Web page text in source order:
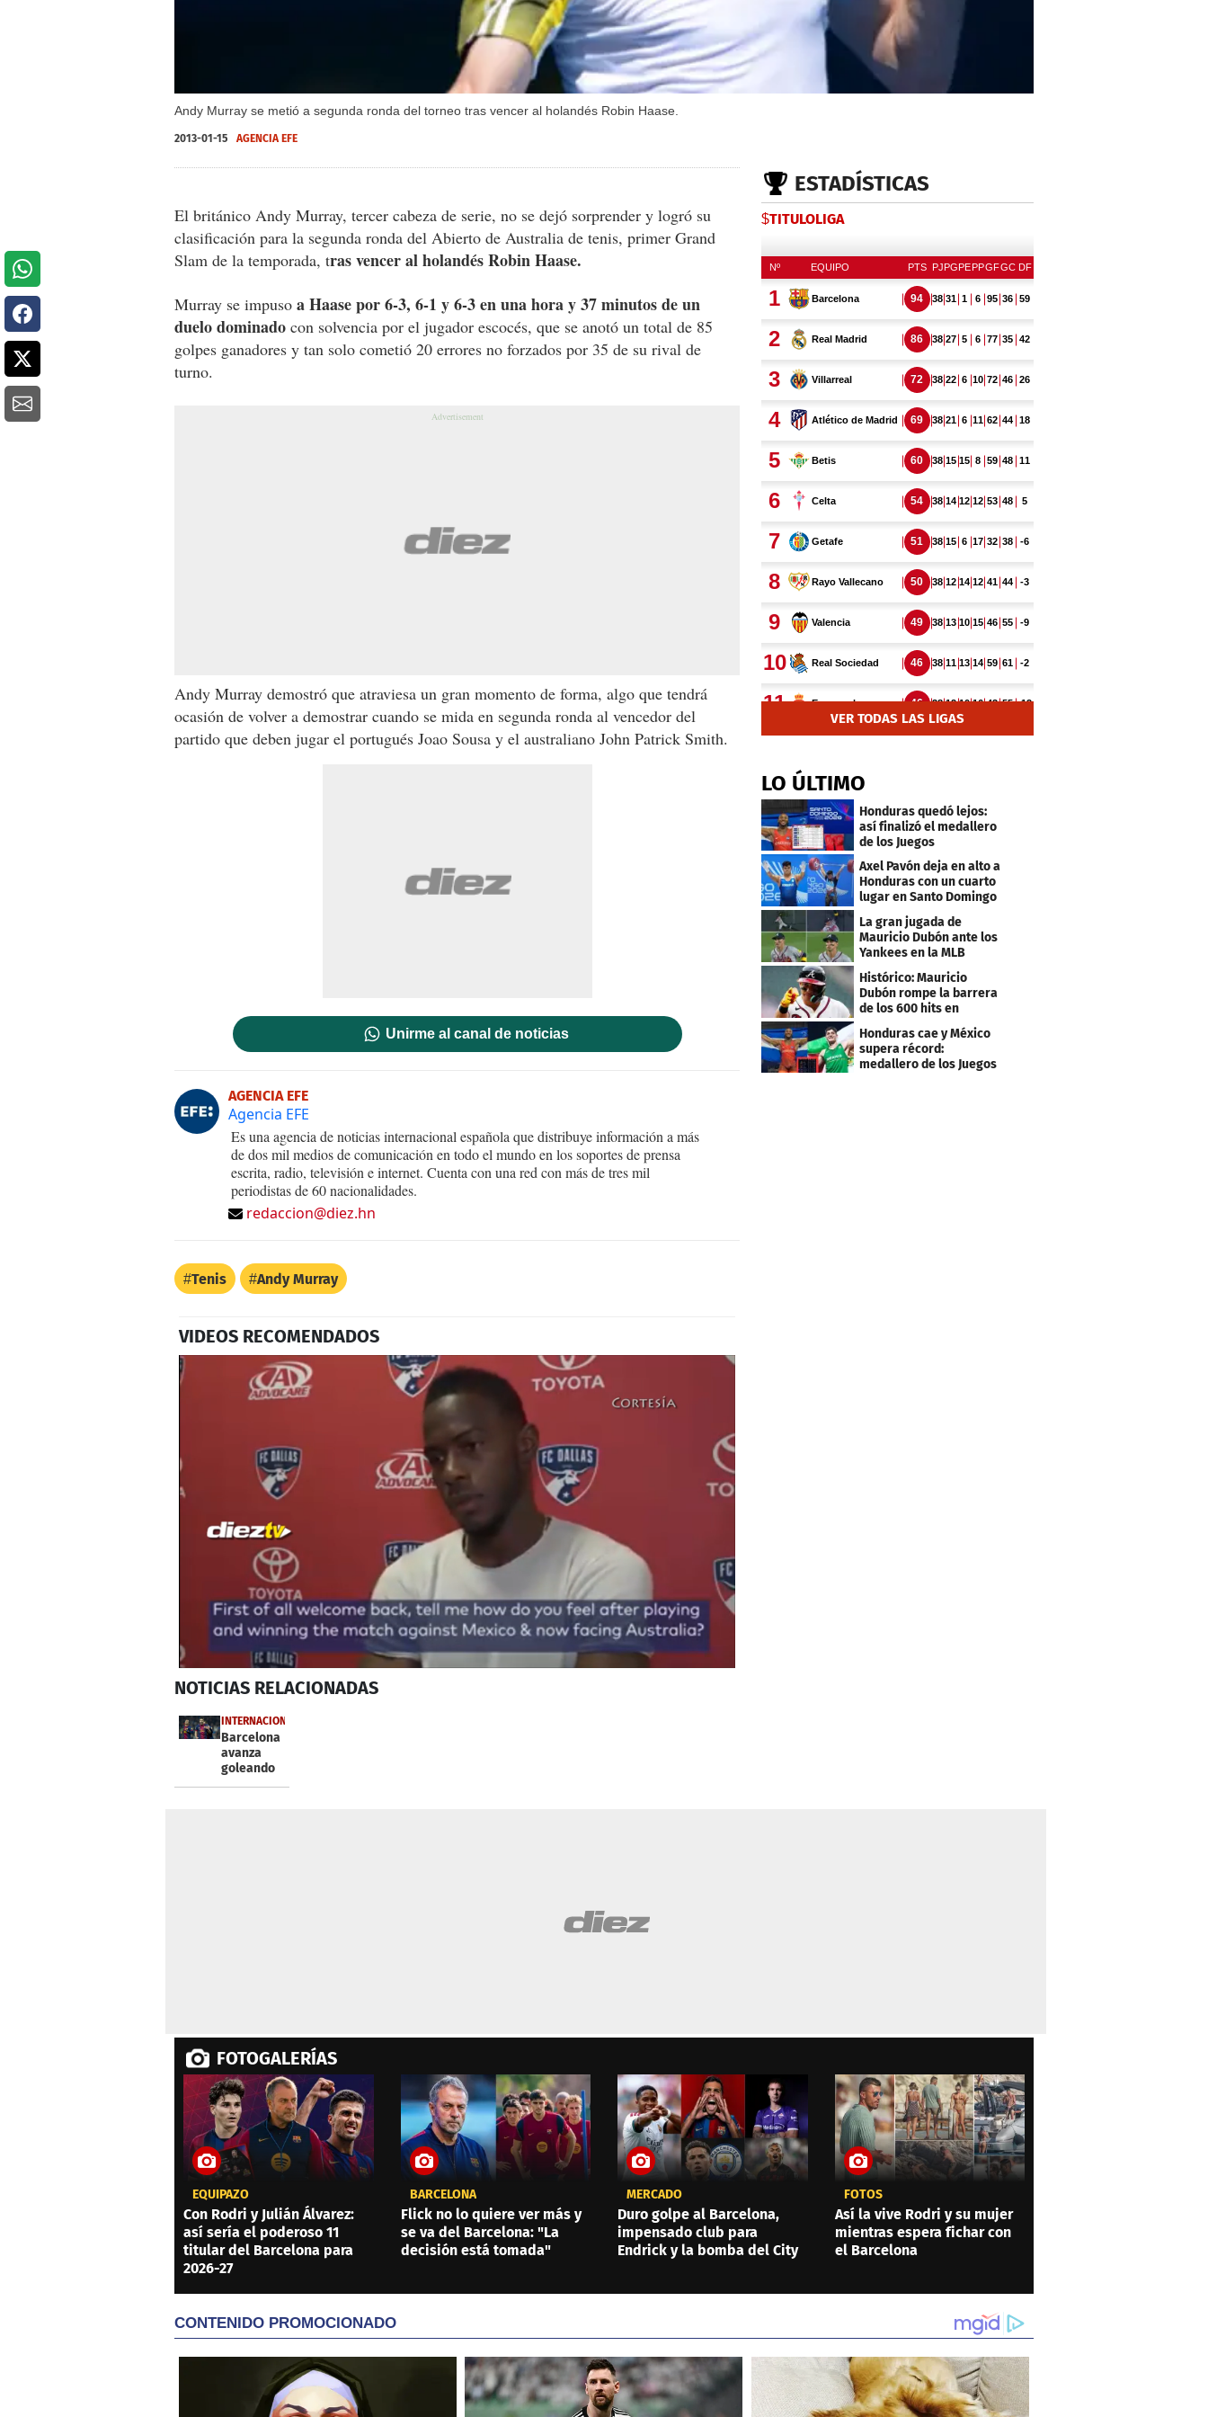
Andy Murray se metió a segunda ronda del torneo tras vencer al holandés Robin Haase.
2013-01-15 AGENCIA EFE
El británico Andy Murray, tercer cabeza de serie, no se dejó sorprender y logró su
clasificación para la segunda ronda del Abierto de Australia de tenis, primer Grand
Slam de la temporada, tras vencer al holandés Robin Haase.
Murray se impuso a Haase por 6-3, 6-1 y 6-3 en una hora y 37 minutos de un
duelo dominado con solvencia por el jugador escocés, que se anotó un total de 85
golpes ganadores y tan solo cometió 20 errores no forzados por 35 de su rival de
turno.
Andy Murray demostró que atraviesa un gran momento de forma, algo que tendrá
ocasión de volver a demostrar cuando se mida en segunda ronda al vencedor del
partido que deben jugar el portugués Joao Sousa y el australiano John Patrick Smith.
Unirme al canal de noticias
AGENCIA EFE
Agencia EFE
Es una agencia de noticias internacional española que distribuye información a más
de dos mil medios de comunicación en todo el mundo en los soportes de prensa
escrita, radio, televisión e internet. Cuenta con una red con más de tres mil
periodistas de 60 nacionalidades.
redaccion@diez.hn
Tenis Andy Murray
VIDEOS RECOMENDADOS
seconds
34
secondsVolume
NOTICIAS RELACIONADAS
INTERNACIONALES
Barcelona
avanza
goleando
en la Copa
ESTADÍSTICAS
$TITULOLIGA
VER TODAS LAS LIGAS
LO ÚLTIMO
Honduras quedó lejos:
así finalizó el medallero
de los Juegos
Centroamericanos 2026
Axel Pavón deja en alto a
Honduras con un cuarto
lugar en Santo Domingo
La gran jugada de
Mauricio Dubón ante los
Yankees en la MLB
Histórico: Mauricio
Dubón rompe la barrera
de los 600 hits en
Honduras cae y México
supera récord:
medallero de los Juegos
FOTOGALERÍAS
EQUIPAZO
Con Rodri y Julián Álvarez:
así sería el poderoso 11
titular del Barcelona para
2026-27
BARCELONA
Flick no lo quiere ver más y
se va del Barcelona: "La
decisión está tomada"
MERCADO
Duro golpe al Barcelona,
impensado club para
Endrick y la bomba del City
FOTOS
Así la vive Rodri y su mujer
mientras espera fichar con
el Barcelona